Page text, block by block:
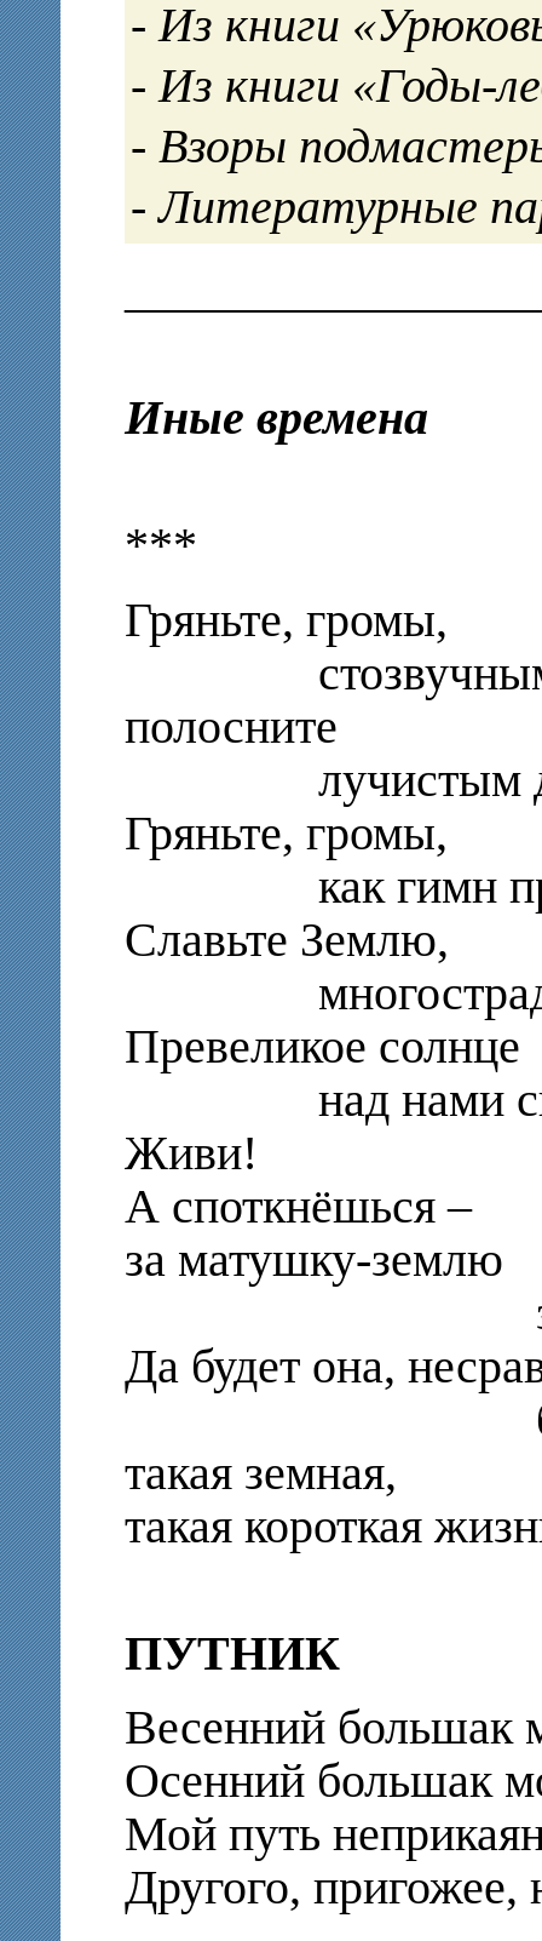
Из книги
Из книги «Годы-
Взоры
Литературные
Иные времена
***
Гряньте, громы,
стозвучным
полосните
лучистым
Гряньте, громы,
как гимн
Славьте Землю,
Превеликое солнце
над нами
Живи!
А споткнёшься –
за матушку-землю
зубами
Да будет она,
такая земная,
такая короткая
ПУТНИК
Весенний большак
Осенний большак
Мой путь
Другого, пригожее,